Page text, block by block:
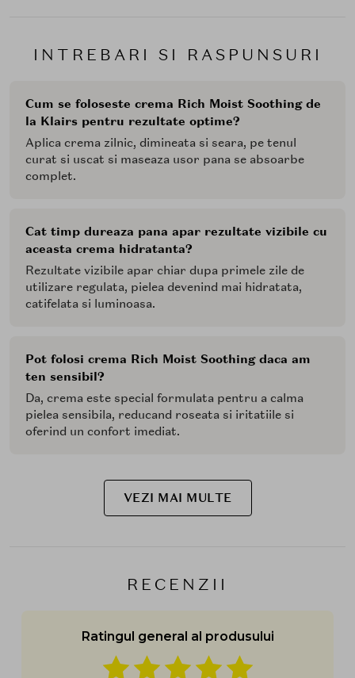
INTREBARI SI RASPUNSURI
Cum se foloseste crema Rich Moist Soothing de
la Klairs pentru rezultate optime?
Aplica crema zilnic, dimineata si seara, pe tenul
curat si uscat si maseaza usor pana se absoarbe
complet.
Cat timp dureaza pana apar rezultate vizibile cu
aceasta crema hidratanta?
Rezultate vizibile apar chiar dupa primele zile de
utilizare regulata, pielea devenind mai hidratata,
catifelata si luminoasa.
Pot folosi crema Rich Moist Soothing daca am
ten sensibil?
Da, crema este special formulata pentru a calma
pielea sensibila, reducand roseata si iritatiile si
oferind un confort imediat.
VEZI MAI MULTE
RECENZII
Ratingul general al produsului